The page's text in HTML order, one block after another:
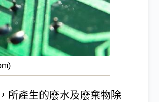
所產生的廢水及廢棄物除